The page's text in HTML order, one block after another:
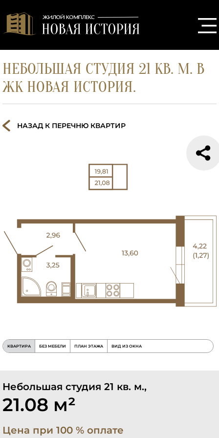
НЕБОЛЬШАЯ СТУДИЯ 21 КВ. М. В
ЖК НОВАЯ ИСТОРИЯ.
Небольшая студия 21 кв. м.,
21.08 м²
Цена при 100 % оплате
НАЗАД К ПЕРЕЧНЮ КВАРТИР
КВАРТИРА БЕЗ МЕБЕЛИ ПЛАН ЭТАЖА ВИД ИЗ ОКНА